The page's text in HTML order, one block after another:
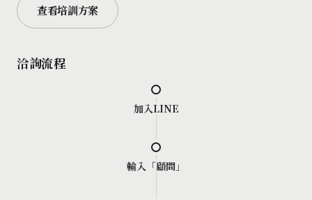
查看培訓方案
洽詢流程
加入LINE
輸入「顧問」